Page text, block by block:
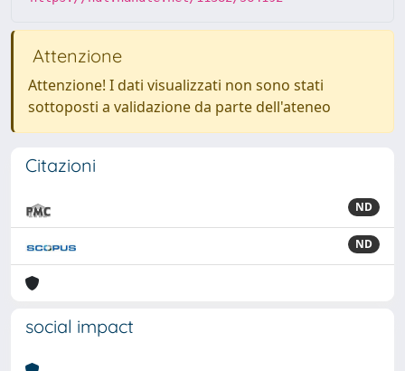
Attenzione
Attenzione! I dati visualizzati non sono stati
sottoposti a validazione da parte dell'ateneo
Citazioni
ND
ND
social impact